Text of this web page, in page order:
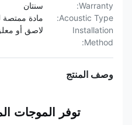
Warranty:
سنتان
Acoustic Type:
مادة ممتصة
Installation
Method:
لاصق أو معلق
وصف المنتج
توفر الموجات